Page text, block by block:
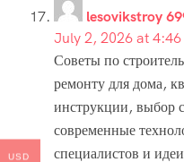
lesovikstroy
July 2, 2026 at
Советы по
ремонту для дома,
инструкции, выбор
современные
специалистов и
USD